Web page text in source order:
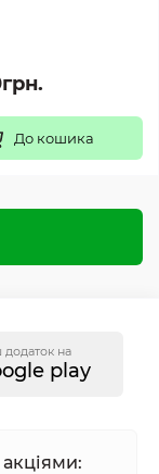
До кошика
на
play